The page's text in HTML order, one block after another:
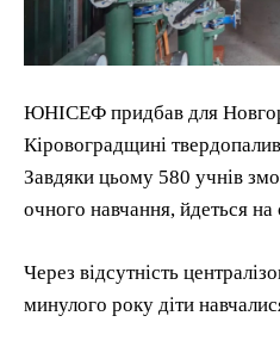
ЮНІСЕФ придбав для
Кіровоградщині
Завдяки цьому 580 учнів
очного навчання, йдеться на
Через відсутність
минулого року діти